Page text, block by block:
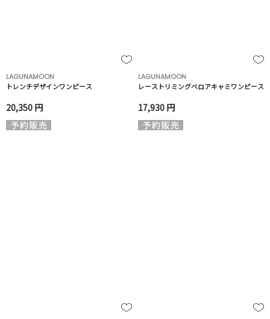
LAGUNAMOON
トレンチデザインワンピース
20,350 円
LAGUNAMOON
レーストリミングベロアキャミワンピース
17,930 円